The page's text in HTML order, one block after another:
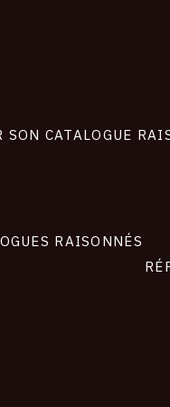
SON CATALOGUE
RAISONNÉS